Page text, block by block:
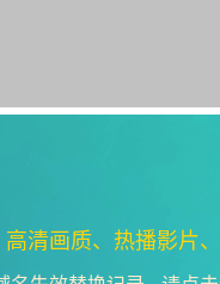
清画质、热播影片